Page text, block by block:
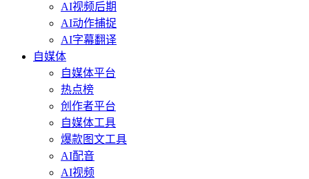
AI视频后期
AI动作捕捉
AI字幕翻译
自媒体
自媒体平台
热点榜
创作者平台
自媒体工具
爆款图文工具
AI配音
AI视频